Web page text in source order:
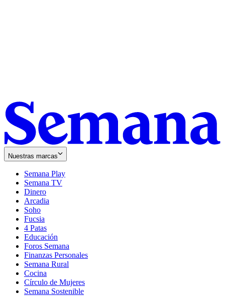
Nuestras marcas
Semana Play
Semana TV
Dinero
Arcadia
Soho
in
new
window
Fucsia
in
new
window
4 Patas
Educación
Foros Semana
Finanzas Personales
Semana Rural
Cocina
Círculo de Mujeres
Semana Sostenible